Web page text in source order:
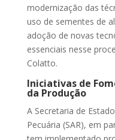
modernização das
uso de sementes de
adoção de novas
essenciais nesse
Colatto.
Iniciativas de
da Produção
A Secretaria de
Pecuária (SAR), em